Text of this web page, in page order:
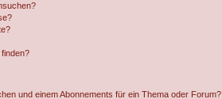
und einem Abonnements für ein Thema oder Forum?